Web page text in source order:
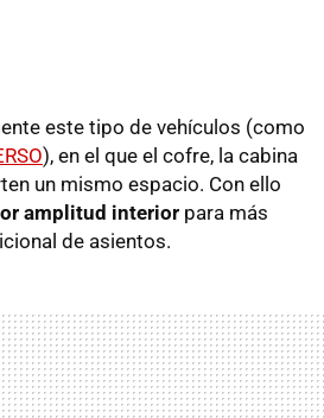
este tipo de vehículos (como
), en el que el cofre, la cabina
un mismo espacio. Con ello
amplitud interior para más
de asientos.